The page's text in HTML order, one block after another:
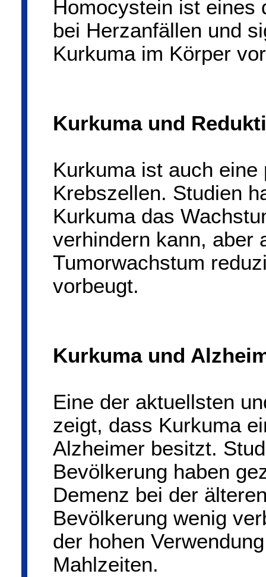
Homocystein ist eines
bei Herzanfällen und
Kurkuma im Körper
Kurkuma und
Kurkuma ist auch eine
Krebszellen. Studien
Kurkuma das
verhindern kann, aber
Tumorwachstum
vorbeugt.
Kurkuma und
Eine der aktuellsten
zeigt, dass Kurkuma
Alzheimer besitzt.
Bevölkerung haben
Demenz bei der
Bevölkerung wenig
der hohen
Mahlzeiten.